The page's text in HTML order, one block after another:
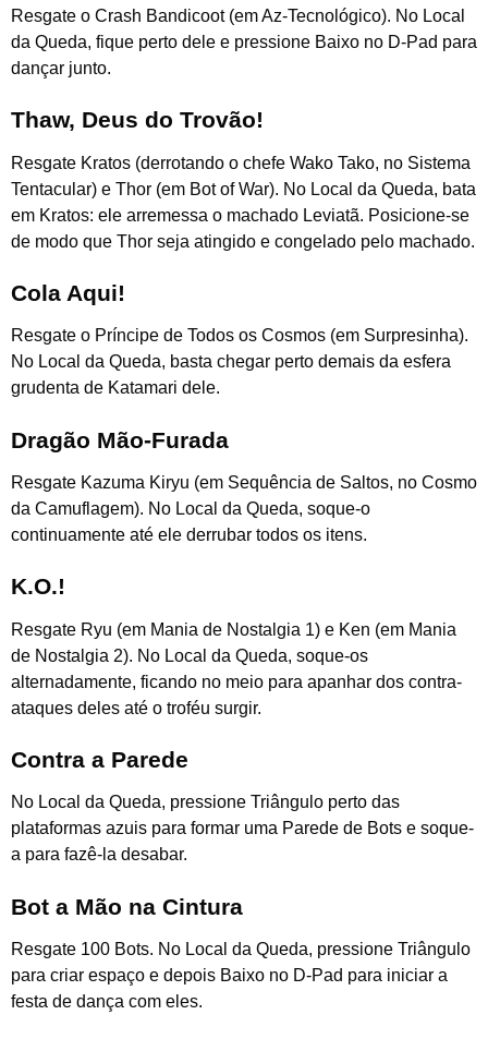
Resgate o Crash Bandicoot (em Az-Tecnológico). No Local
da Queda, fique perto dele e pressione Baixo no D-Pad para
dançar junto.
Thaw, Deus do Trovão!
Resgate Kratos (derrotando o chefe Wako Tako, no Sistema
Tentacular) e Thor (em Bot of War). No Local da Queda, bata
em Kratos: ele arremessa o machado Leviatã. Posicione-se
de modo que Thor seja atingido e congelado pelo machado.
Cola Aqui!
Resgate o Príncipe de Todos os Cosmos (em Surpresinha).
No Local da Queda, basta chegar perto demais da esfera
grudenta de Katamari dele.
Dragão Mão-Furada
Resgate Kazuma Kiryu (em Sequência de Saltos, no Cosmo
da Camuflagem). No Local da Queda, soque-o
continuamente até ele derrubar todos os itens.
K.O.!
Resgate Ryu (em Mania de Nostalgia 1) e Ken (em Mania
de Nostalgia 2). No Local da Queda, soque-os
alternadamente, ficando no meio para apanhar dos contra-
ataques deles até o troféu surgir.
Contra a Parede
No Local da Queda, pressione Triângulo perto das
plataformas azuis para formar uma Parede de Bots e soque-
a para fazê-la desabar.
Bot a Mão na Cintura
Resgate 100 Bots. No Local da Queda, pressione Triângulo
para criar espaço e depois Baixo no D-Pad para iniciar a
festa de dança com eles.